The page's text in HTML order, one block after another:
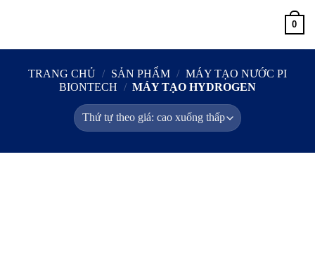
0
TRANG CHỦ / SẢN PHẨM / MÁY TẠO NƯỚC PI
BIONTECH / MÁY TẠO HYDROGEN